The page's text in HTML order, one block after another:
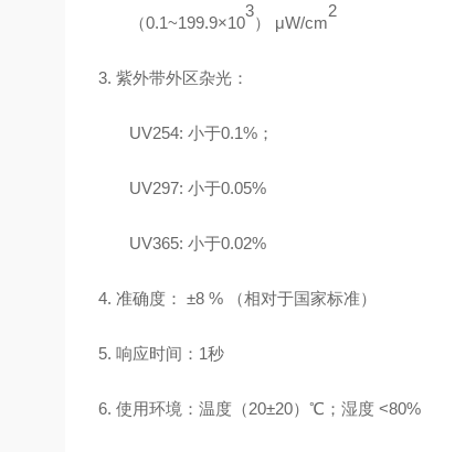
（0.1~199.9×10
3
） μW/cm
2
3. 紫外带外区杂光：
UV254: 小于0.1%；
UV297: 小于0.05%
UV365: 小于0.02%
4. 准确度： ±8% （相对于国家标准）
5. 响应时间： 1秒
6. 使用环境：温度（20±20） ℃ ；湿度<80%